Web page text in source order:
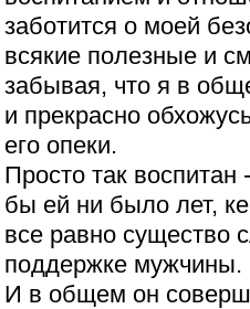
заботится о моей
всякие полезные и
забывая, что я в
и прекрасно
его опеки.
Просто так
бы ей ни было лет,
все равно существо
поддержке мужчины.
И в общем он